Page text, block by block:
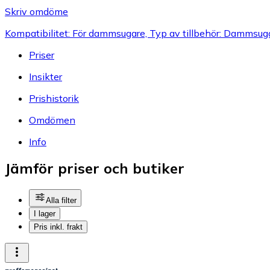
Skriv omdöme
Kompatibilitet: För dammsugare, Typ av tillbehör:
Priser
Insikter
Prishistorik
Omdömen
Info
Jämför priser och butiker
Alla filter
I lager
Pris inkl. frakt